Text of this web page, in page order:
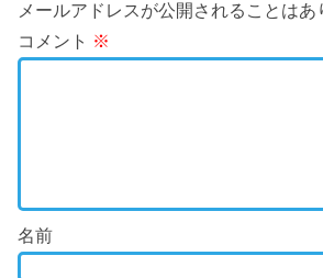
メールアドレスが公開されることはあ
コメント ※
名前